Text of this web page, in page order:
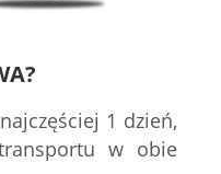
1 dzień,
w obie